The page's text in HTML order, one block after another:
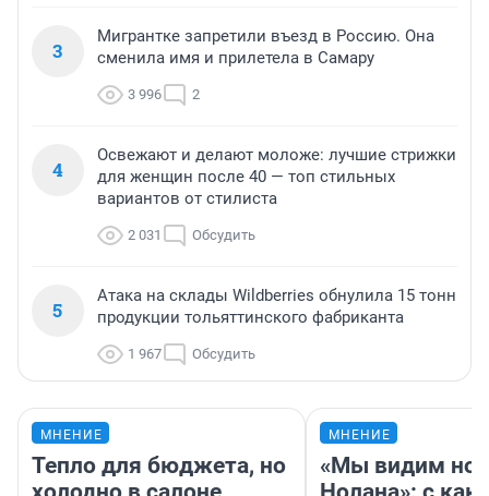
3
Мигрантке запретили въезд в Россию. Она
сменила имя и прилетела в Самару
3 996 2
4
Освежают и делают моложе: лучшие стрижки
для женщин после 40 — топ стильных
вариантов от стилиста
2 031 Обсудить
5
Атака на склады Wildberries обнулила 15 тонн
продукции тольяттинского фабриканта
1 967 Обсудить
МНЕНИЕ
Тепло для бюджета, но
МНЕНИЕ
«Мы видим